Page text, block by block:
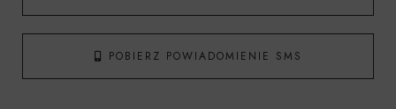
POBIERZ POWIADOMIENIE SMS